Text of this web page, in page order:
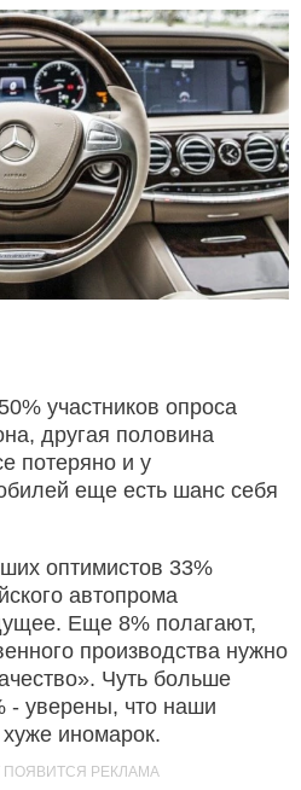
участников опроса
другая половина
потеряно и у
еще есть шанс себя
оптимистов 33%
автопрома
Еще 8% полагают,
производства нужно
Чуть больше
- уверены, что наши
иномарок.